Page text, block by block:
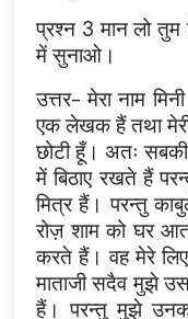
प्रश्न 3 मान लो तुम
में सुनाओ।
उत्तर- मेरा नाम
एक लेखक हैं तथा
छोटी हूँ। अतः
में बिठाए रखते हैं
मित्र हैं। परन्तु
रोज़ शाम को घर
करते हैं। वह मेरे
माताजी सदैव मुझे
हैं। परन्तु मुझे